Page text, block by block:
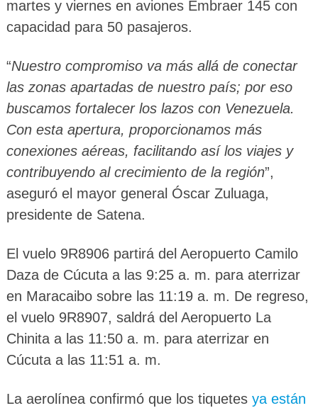
martes y viernes en aviones Embraer 145 con
capacidad para 50 pasajeros.
“Nuestro compromiso va más allá de conectar
las zonas apartadas de nuestro país; por eso
buscamos fortalecer los lazos con Venezuela.
Con esta apertura, proporcionamos más
conexiones aéreas, facilitando así los viajes y
contribuyendo al crecimiento de la región”,
aseguró el mayor general Óscar Zuluaga,
presidente de Satena.
El vuelo 9R8906 partirá del Aeropuerto Camilo
Daza de Cúcuta a las 9:25 a. m. para aterrizar
en Maracaibo sobre las 11:19 a. m. De regreso,
el vuelo 9R8907, saldrá del Aeropuerto La
Chinita a las 11:50 a. m. para aterrizar en
Cúcuta a las 11:51 a. m.
La aerolínea confirmó que los tiquetes ya están